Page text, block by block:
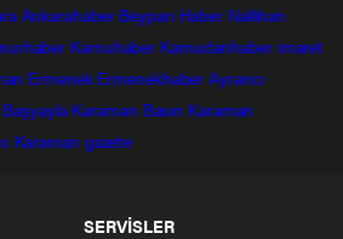
Ankarahaber Beyparı Haber Nallıhan
Kamuhaber Kamudanhaber imaret
Ermenek Ermenekhaber Ayrancı
Başyayla Karaman Basın Karaman
Karaman gazete
SERVİSLER